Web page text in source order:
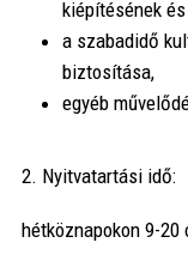
kiépítésének
a szabadidő
biztosítása,
egyéb
2. Nyitvatartási idő:
hétköznapokon 9-20